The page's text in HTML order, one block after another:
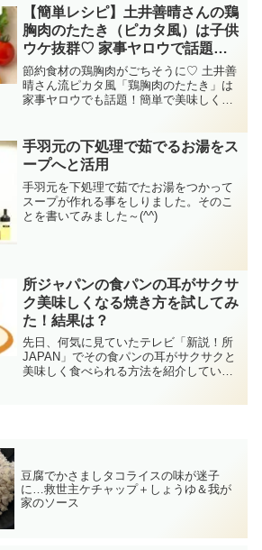
挑戦するのもアリじゃない？野菜炒めに
するのもワンパター...
【簡単レシピ】土井善晴さんの鶏
胸肉のたたき（ピカタ風）は子供
ウケ抜群♡ 家事ヤロウで話題
に！
節約食材の鶏胸肉がごちそうに♡ 土井善
晴さん流ピカタ風「鶏胸肉のたたき」は
家事ヤロウでも話題！簡単で美味しく、
手羽元の下処理で茹でるお湯をス
ープへと活用
手羽元を下処理で茹でたお湯をつかって
スープが作れる事をしりました。そのこ
とを書いてみました～(^^)
所ジャパンの食パンの耳がサクサ
ク美味しくなる焼き方を試してみ
た！結果は？
先日、何気に見ていたテレビ「新説！所
JAPAN」でその食パンの耳がサクサクと
美味しく食べられる方法を紹介していま
豆腐でかさましタコライスの味が迷子
に…救世主ケチャップ＋しょうゆ＆我が
家のソース